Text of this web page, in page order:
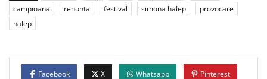
campioana
renunta festival simona halep
provocare
halep
Facebook X Whatsapp Pinterest